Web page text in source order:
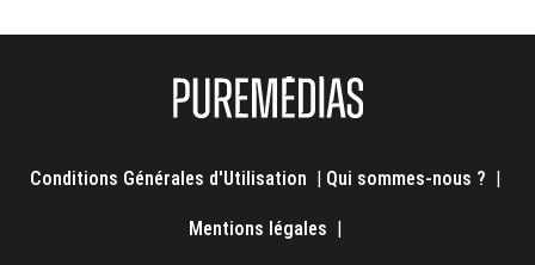
Conditions Générales d'Utilisation | Qui sommes-nous ? |
Mentions légales |